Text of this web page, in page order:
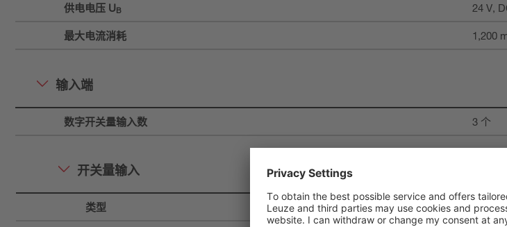
供电电压 UB 24 V,
最大电流消耗 1,200
输入端
数字开关量输入数 3 个
开关量输入
类型 数字